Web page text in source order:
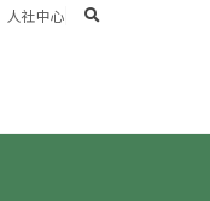
人社中心 search